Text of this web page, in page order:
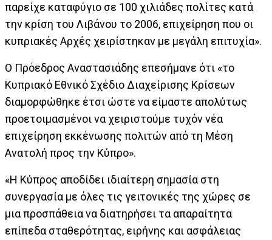
παρείχε καταφύγιο σε 100 χιλιάδες πολίτες κατά
την κρίση του Λιβάνου το 2006, επιχείρηση που οι
κυπριακές Αρχές χειρίστηκαν με μεγάλη επιτυχία».
Ο Πρόεδρος Αναστασιάδης επεσήμανε ότι «το
Κυπριακό Εθνικό Σχέδιο Διαχείρισης Κρίσεων
διαμορφώθηκε έτσι ώστε να είμαστε απολύτως
προετοιμασμένοι να χειριστούμε τυχόν νέα
επιχείρηση εκκένωσης πολιτών από τη Μέση
Ανατολή προς την Κύπρο».
«Η Κύπρος αποδίδει ιδιαίτερη σημασία στη
συνεργασία με όλες τις γειτονικές της χώρες σε
μια προσπάθεια να διατηρήσει τα απαραίτητα
επίπεδα σταθερότητας, ειρήνης και ασφάλειας